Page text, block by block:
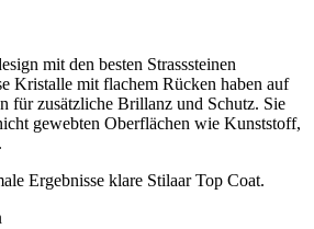
mit den besten Strasssteinen
Kristalle mit flachem Rücken haben auf
für zusätzliche Brillanz und Schutz. Sie
gewebten Oberflächen wie Kunststoff,
Ergebnisse klare Stilaar Top Coat.